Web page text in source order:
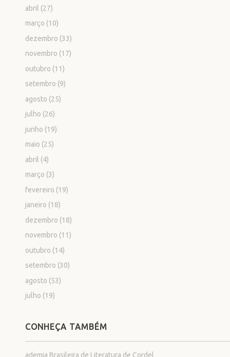
abril (27)
março (10)
dezembro (33)
novembro (17)
outubro (11)
setembro (9)
agosto (25)
julho (26)
junho (19)
maio (25)
abril (4)
março (3)
fevereiro (19)
janeiro (18)
dezembro (18)
novembro (11)
outubro (14)
setembro (30)
agosto (53)
julho (19)
CONHEÇA TAMBÉM
ademia Brasileira de Literatura de Cordel